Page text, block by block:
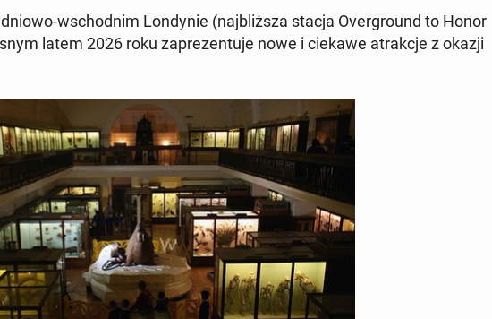
wschod­nim Lon­dy­nie (naj­bliż­sza stacja Over­gro­und to Honor
latem 2026 roku za­pre­zen­tu­je nowe i ciekawe atrak­cje z okazji